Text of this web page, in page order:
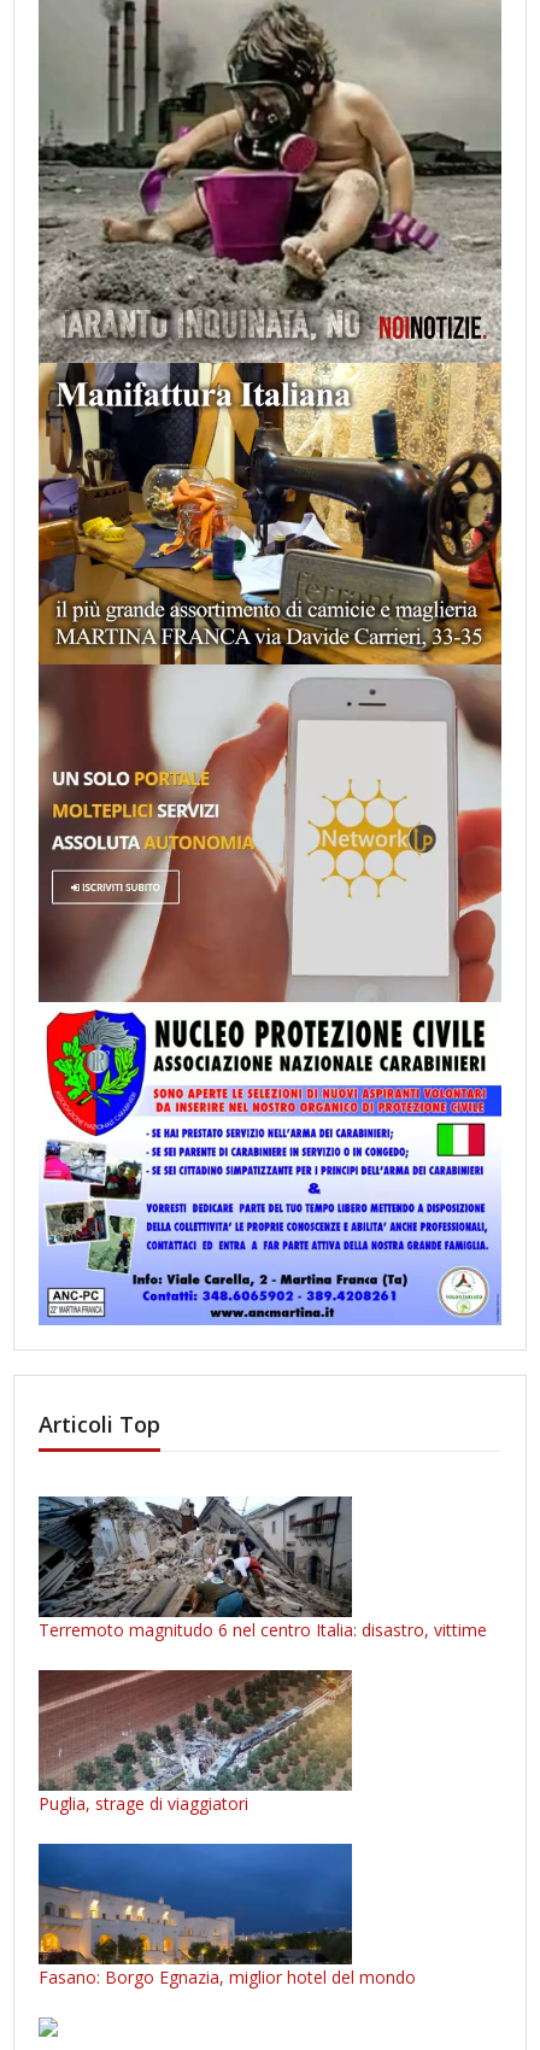
Articoli Top
Terremoto magnitudo 6 nel centro Italia: disastro, vittime
Puglia, strage di viaggiatori
Fasano: Borgo Egnazia, miglior hotel del mondo